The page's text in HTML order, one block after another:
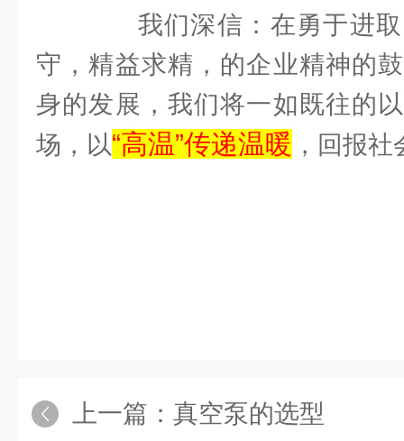
我们深信：在勇于进取
守，精益求精，的企业精神的
身的发展，我们将一如既往的
场，以“高温”传递温暖 ，回报社
上一篇： 真空泵的选型